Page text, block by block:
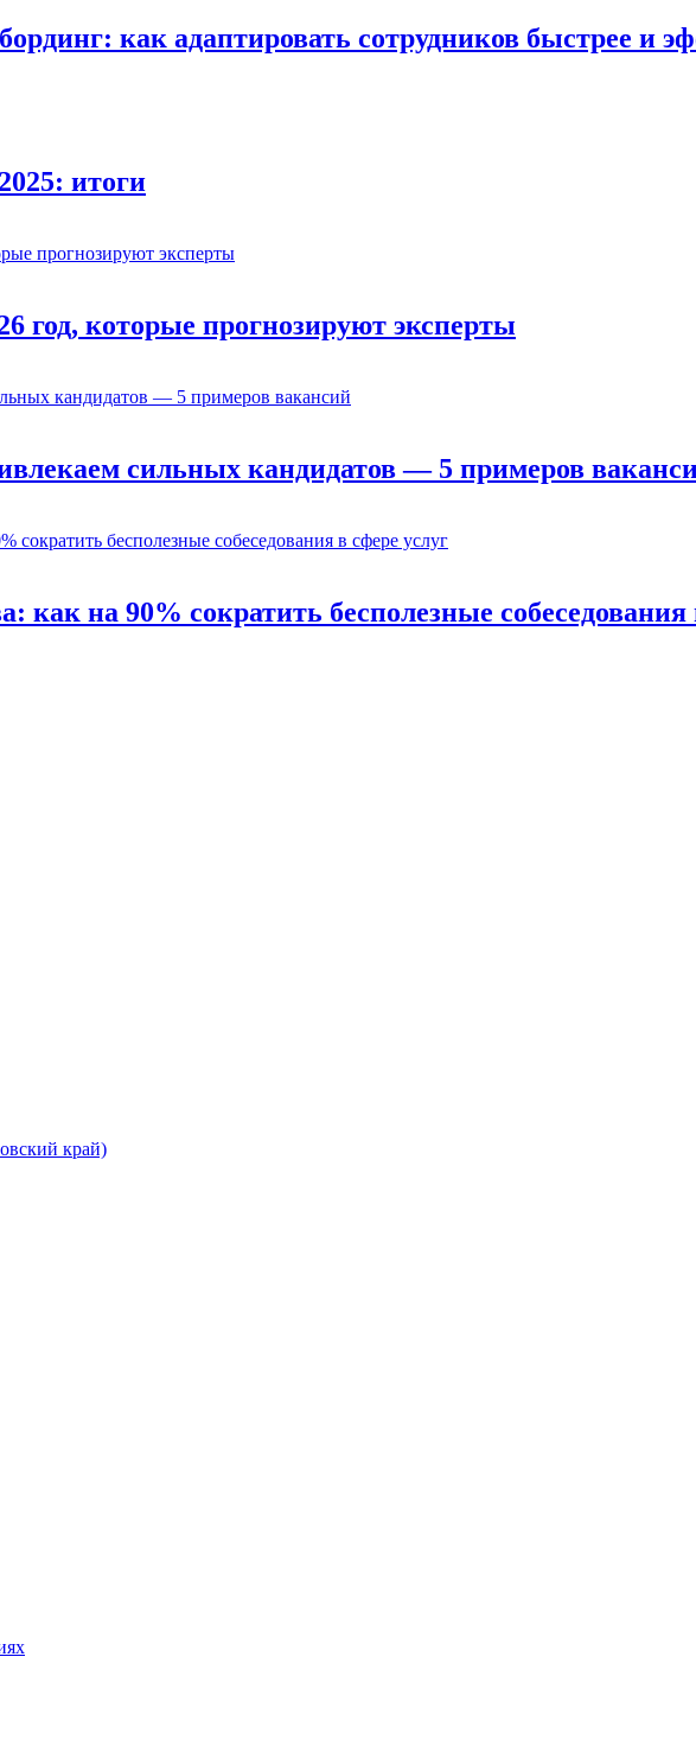
как адаптировать сотрудников быстрее и
итоги
год, которые прогнозируют эксперты
сильных кандидатов — 5 примеров
как на 90% сократить бесполезные собеседования
край)